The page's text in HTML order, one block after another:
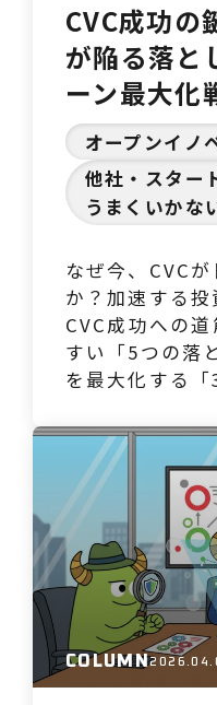
CVC成功の
が陥る落と
ーン最大化
オープンイノ
他社・スター
うまくいかな
なぜ今、CVC
か？加速する
CVC成功への
すい「5つの落
を最大化する
ジネスの試着
導くCVC成功
を、今ここか
企業を動かす
ンドとその背景 「毎月100〜300万
のマーケ…
COLUMN